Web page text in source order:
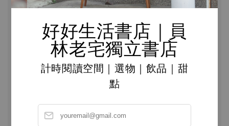
好好生活書店｜員
林老宅獨立書店
計時閱讀空間｜選物｜飲品｜甜
點
MAR 13, 24 好好生活書店-店長-曹竣瑋
SU VIDA私生活主理人，Su&V.，將生活美好的每一
刻、每一段情感，以及每個瞬間的感知，注入在一
顆顆獨一無二的手工皂中。她們相信，手工皂不僅
僅是清潔產品，更承載著生活哲學、環保和可持續
生活的信念。 讓我們一同啟程，踏上這趟充滿香氣
和靈感的旅程，探索SU VIDA所帶來的美好，並深入
了解 Su&V. 的創造力和對生活的熱情。 Good Life(以
下簡稱為GL)：請您們先做個簡單的自我介紹，以及